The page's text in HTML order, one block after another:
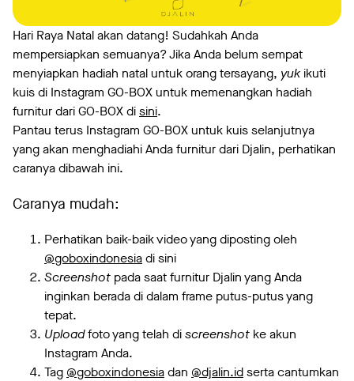
Hari Raya Natal akan datang! Sudahkah Anda
mempersiapkan semuanya? Jika Anda belum sempat
menyiapkan hadiah natal untuk orang tersayang, yuk ikuti
kuis di Instagram GO-BOX untuk memenangkan hadiah
furnitur dari GO-BOX disini.
Pantau terus Instagram GO-BOX untuk kuis selanjutnya
yang akan menghadiahi Anda furnitur dari Djalin, perhatikan
caranya dibawah ini.
Caranya mudah:
Perhatikan baik-baik video yang diposting oleh
@goboxindonesiadi sini
Screenshot pada saat furnitur Djalin yang Anda
inginkan berada di dalam frame putus-putus yang
tepat.
Uploadfoto yang telah discreenshot ke akun
Instagram Anda.
Tag @goboxindonesiadan @djalin.idserta cantumkan